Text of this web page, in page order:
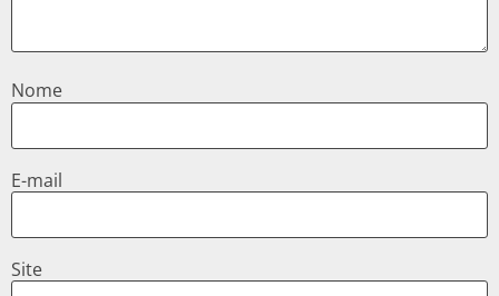
Nome
E-mail
Site